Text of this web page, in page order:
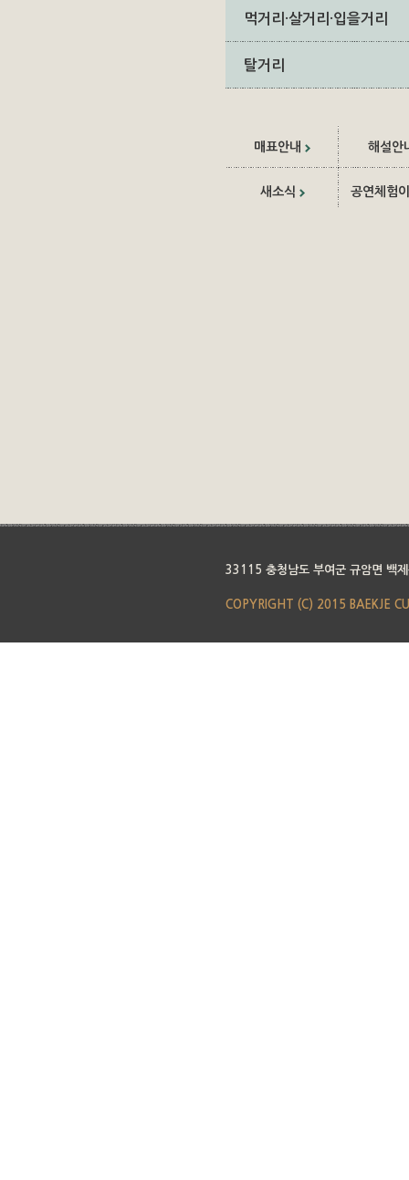
먹거리·살거리·입을거리
탈거리
매표안내 해설안
새소식 공연체험
33115 충청남도 부여군 규암면 백
COPYRIGHT (C) 2015 BAEKJE